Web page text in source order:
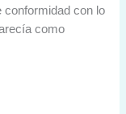
conformidad con lo
como